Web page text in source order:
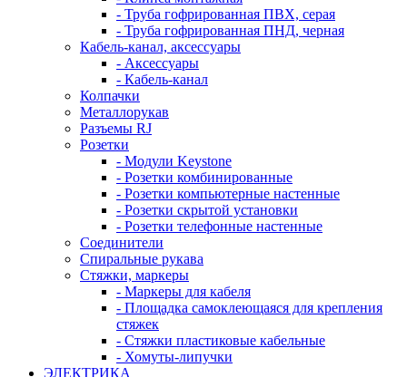
- Труба гофрированная ПВХ, серая
- Труба гофрированная ПНД, черная
Кабель-канал, аксессуары
- Аксессуары
- Кабель-канал
Колпачки
Металлорукав
Разъемы RJ
Розетки
- Модули Keystone
- Розетки комбинированные
- Розетки компьютерные настенные
- Розетки скрытой установки
- Розетки телефонные настенные
Соединители
Спиральные рукава
Стяжки, маркеры
- Маркеры для кабеля
- Площадка самоклеющаяся для крепления
стяжек
- Стяжки пластиковые кабельные
- Хомуты-липучки
ЭЛЕКТРИКА